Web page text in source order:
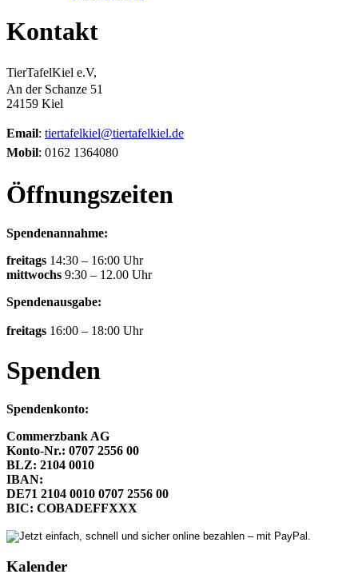
Kontakt
TierTafelKiel e.V,
An der Schanze 51
24159 Kiel
Email: tiertafelkiel@tiertafelkiel.de
Mobil: 0162 1364080
Öffnungszeiten
Spendenannahme:
freitags 14:30 – 16:00 Uhr
mittwochs 9:30 – 12.00 Uhr
Spendenausgabe:
freitags 16:00 – 18:00 Uhr
Spenden
Spendenkonto:
Commerzbank AG
Konto-Nr.: 0707 2556 00
BLZ: 2104 0010
IBAN:
DE71 2104 0010 0707 2556 00
BIC: COBADEFFXXX
Kalender